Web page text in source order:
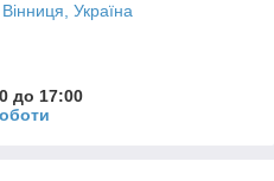
Україна
до 17:00